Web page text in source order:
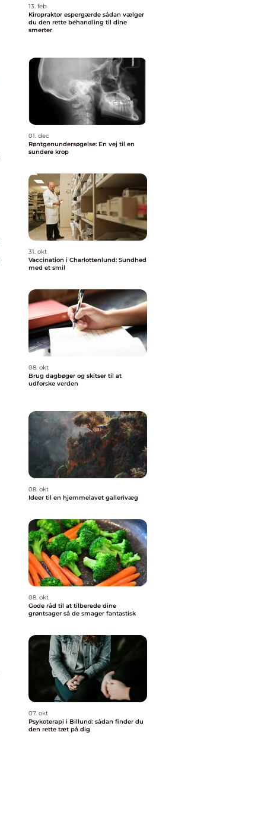
13. feb
Kiropraktor espergærde sådan vælger
du den rette behandling til dine
smerter
01. dec
Røntgenundersøgelse: En vej til en
sundere krop
31. okt
Vaccination i Charlottenlund: Sundhed
med et smil
08. okt
Brug dagbøger og skitser til at
udforske verden
08. okt
Ideer til en hjemmelavet gallerivæg
08. okt
Gode råd til at tilberede dine
grøntsager så de smager fantastisk
07. okt
Psykoterapi i Billund: sådan finder du
den rette tæt på dig